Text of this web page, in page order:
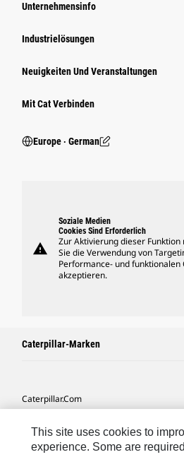
Unternehmensinfo
Industrielösungen
Neuigkeiten Und Veranstaltungen
Mit Cat Verbinden
Europe ‧ German
warning
Soziale Medien
Cookies Sind Erforderlich
Zur Aktivierung dieser Funktion
Sie die Verwendung von
Performance- und funktionalen
akzeptieren.
Caterpillar-Marken
Caterpillar.com
Meine Marketing-Präferenzen
This site uses cookies to
experience. Some are